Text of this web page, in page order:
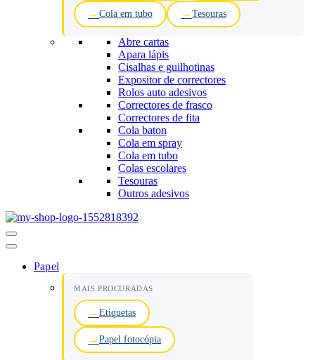
Cola em tubo Tesouras
Abre cartas
Apara lápis
Cisalhas e guilhotinas
Expositor de correctores
Rolos auto adesivos
Correctores de frasco
Correctores de fita
Cola baton
Cola em spray
Cola em tubo
Colas escolares
Tesouras
Outros adesivos
Menu
de
Papel
MAIS PROCURADAS
Etiquetas
Papel fotocópia